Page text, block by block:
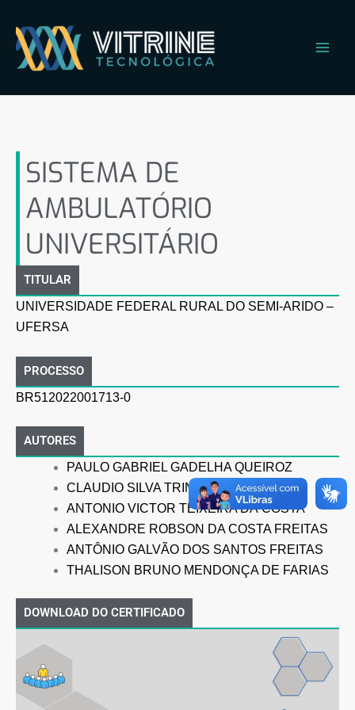
para
conteúdo
SISTEMA DE
AMBULATÓRIO
UNIVERSITÁRIO
TITULAR
UNIVERSIDADE FEDERAL RURAL DO SEMI-ARIDO –
UFERSA
PROCESSO
BR512022001713-0
AUTORES
PAULO GABRIEL GADELHA QUEIROZ
CLAUDIO SILVA TRINDADE
ANTONIO VICTOR TEIXEIRA DA COSTA
ALEXANDRE ROBSON DA COSTA FREITAS
ANTÔNIO GALVÃO DOS SANTOS FREITAS
THALISON BRUNO MENDONÇA DE FARIAS
DOWNLOAD DO CERTIFICADO